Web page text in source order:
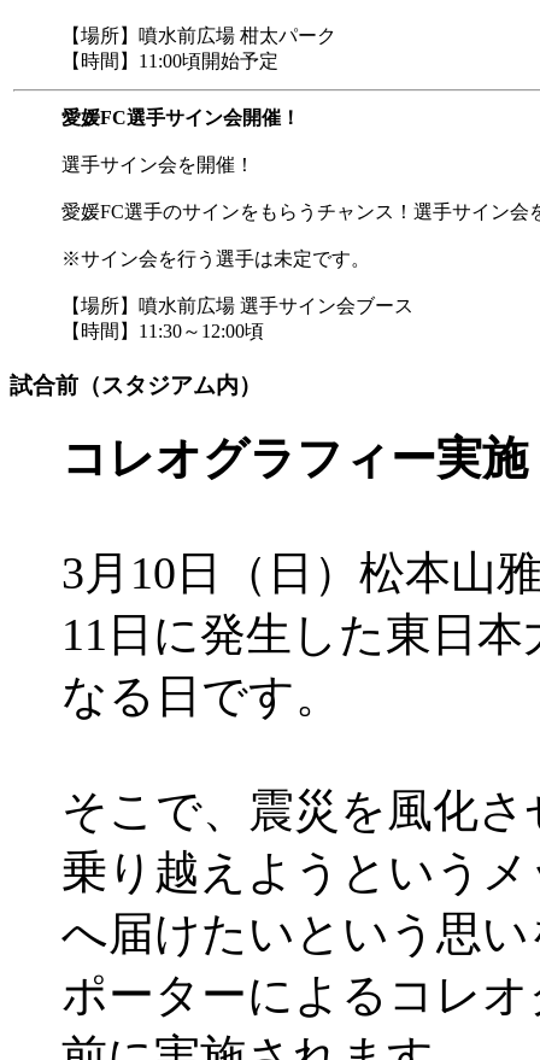
【場所】噴水前広場 柑太パーク
【時間】11:00頃開始予定
愛媛FC選手サイン会開催！
選手サイン会を開催！
愛媛FC選手のサインをもらうチャンス！選手サイン会
※サイン会を行う選手は未定です。
【場所】噴水前広場 選手サイン会ブース
【時間】11:30～12:00頃
試合前（スタジアム内）
コレオグラフィー実施
3月10日（日）松本山
11日に発生した東日
なる日です。
そこで、震災を風化
乗り越えようという
へ届けたいという思
ポーターによるコレ